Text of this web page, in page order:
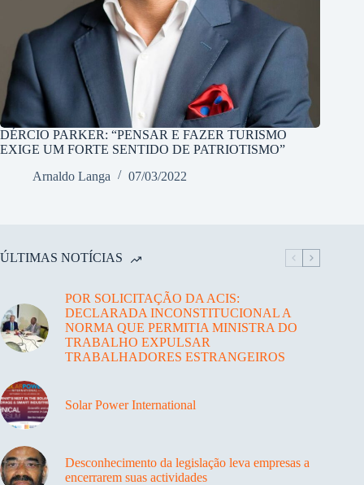
DÉRCIO PARKER: “PENSAR E FAZER TURISMO
EXIGE UM FORTE SENTIDO DE PATRIOTISMO”
Arnaldo Langa
07/03/2022
ÚLTIMAS NOTÍCIAS
POR SOLICITAÇÃO DA ACIS:
DECLARADA INCONSTITUCIONAL A
NORMA QUE PERMITIA MINISTRA DO
TRABALHO EXPULSAR
TRABALHADORES ESTRANGEIROS
Solar Power International
Desconhecimento da legislação leva empresas a
encerrarem suas actividades